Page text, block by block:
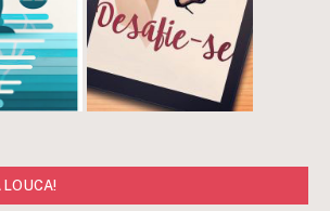
LOUCA!